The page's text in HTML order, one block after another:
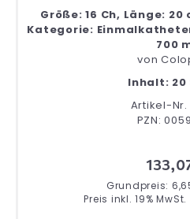
Größe: 16 Ch, Länge:
Kategorie:
700
von
Inhalt: 20
Artikel-Nr.
PZN:
Grundpreis:
Preis inkl. 19% MwSt.